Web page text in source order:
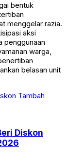
bentuk
menggelar razia.
aksi
penggunaan
warga,
belasan unit
Diskon